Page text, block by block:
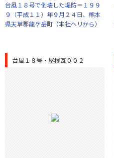
台風１８号で倒壊した堤防＝１９９
９（平成１１）年９月２４日、熊本
県天草郡龍ケ岳町（本社ヘリから）
台風１８号・屋根瓦００２